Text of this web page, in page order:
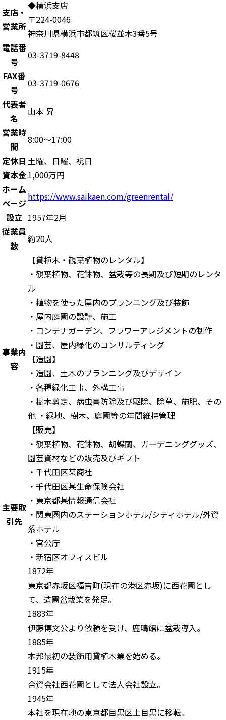
支店・
営業所
◆横浜支店
〒224-0046
神奈川県横浜市都筑区桜並木3番5号
電話番
号
03-3719-8448
FAX番
号
03-3719-0676
代表者
名
山本 昇
営業時
間
8:00～17:00
定休日 土曜、日曜、祝日
資本金1,000万円
ホーム
ページ
https://www.saikaen.com/greenrental/
設立 1957年2月
従業員
数
約20人
事業内
容
【貸植木・観葉植物のレンタル】
・観葉植物、花鉢物、盆栽等の長期及び短期のレンタ
ル
・植物を使った屋内のプランニング及び装飾
・屋内庭園の設計、施工
・コンテナガーデン、フラワーアレジメントの制作
・園芸、屋内緑化のコンサルティング
【造園】
・造園、土木のプランニング及びデザイン
・各種緑化工事、外構工事
・樹木剪定、病虫害防除及び駆除、除草、施肥、その
他 ・緑地、樹木、庭園等の年間維持管理
【販売】
・観葉植物、花鉢物、胡蝶蘭、ガーデニンググッズ、
園芸資材などの販売及びギフト
主要取
引先
・千代田区某商社
・千代田区某生命保険会社
・東京都某情報通信会社
・関東圏内のステーションホテル/シティホテル/外資
系ホテル
・官公庁
・新宿区オフィスビル
1872年
東京都赤坂区福吉町(現在の港区赤坂)に西花園とし
て、造園盆栽業を発足。
1883年
伊藤博文公より依頼を受け、鹿鳴館に盆栽導入。
1885年
本邦最初の装飾用貸植木業を始める。
1915年
合資会社西花園として法人会社設立。
1945年
本社を現在地の東京都目黒区上目黒に移転。